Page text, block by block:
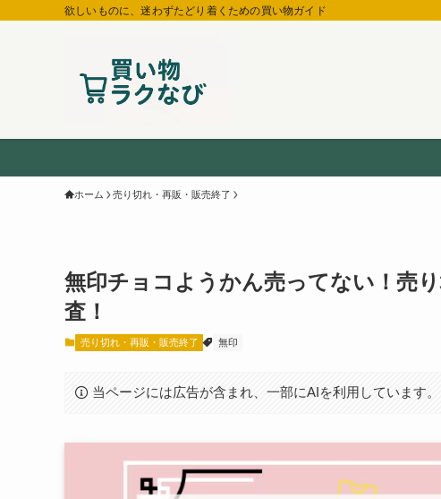
欲しいものに、迷わずたどり着くための買い物ガイド
ホーム 売り切れ・再販・販売終了
無印チョコようかん売ってない！売
査！
売り切れ・再販・販売終了 無印
当ページには広告が含まれ、一部にAIを利用しています。